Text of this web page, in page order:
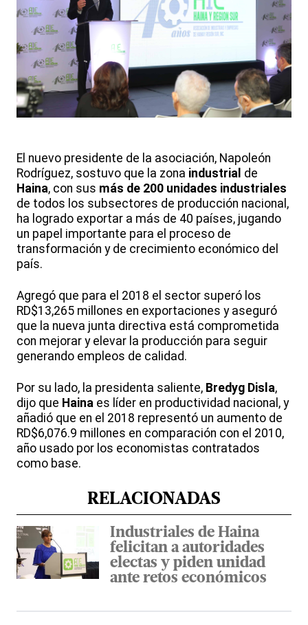
El nuevo presidente de la asociación, Napoleón
Rodríguez, sostuvo que la zona industrial de
Haina, con sus más de 200 unidades industriales
de todos los subsectores de producción nacional,
ha logrado exportar a más de 40 países, jugando
un papel importante para el proceso de
transformación y de crecimiento económico del
país.
Agregó que para el 2018 el sector superó los
RD$13,265 millones en exportaciones y aseguró
que la nueva junta directiva está comprometida
con mejorar y elevar la producción para seguir
generando empleos de calidad.
Por su lado, la presidenta saliente, Bredyg Disla,
dijo que Haina es líder en productividad nacional, y
añadió que en el 2018 representó un aumento de
RD$6,076.9 millones en comparación con el 2010,
año usado por los economistas contratados
como base.
RELACIONADAS
Industriales de Haina
felicitan a autoridades
electas y piden unidad
ante retos económicos